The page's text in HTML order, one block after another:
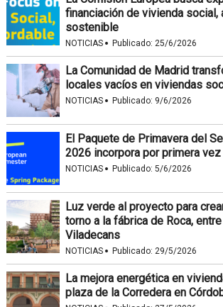
financiación de vivienda social,
sostenible
NOTICIAS · Publicado: 25/6/2026
La Comunidad de Madrid
locales vacíos en viviendas
NOTICIAS · Publicado: 9/6/2026
El Paquete de Primavera del
2026 incorpora por primera
NOTICIAS · Publicado: 5/6/2026
Luz verde al proyecto para
torno a la fábrica de Roca, entre
Viladecans
NOTICIAS · Publicado: 29/5/2026
La mejora energética en
plaza de la Corredera en